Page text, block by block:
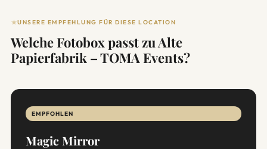
UNSERE EMPFEHLUNG FÜR DIESE LOCATION
Welche Fotobox passt zu Alte
Papierfabrik – TOMA Events?
EMPFOHLEN
Magic Mirror